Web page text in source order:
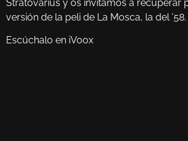
Stratovarius y os invitamos a recuperar
versión de la peli de La Mosca, la del ’58.
Escúchalo en iVoox